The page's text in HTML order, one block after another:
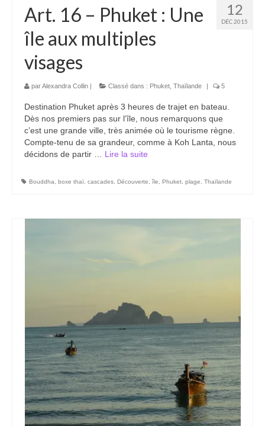
Menu
12
DÉC 2015
Art. 16 – Phuket : Une
île aux multiples
visages
parAlexandra Collin | Classé dans : Phuket Thaïlande | 5
Destination Phuket après 3 heures de trajet en bateau.
Dès nos premiers pas sur l’île, nous remarquons que
c’est une grande ville, très animée où le tourisme règne.
Compte-tenu de sa grandeur, comme à Koh Lanta, nous
décidons de partir … Lire la suite­­
Bouddha boxe thaï cascades Découverte île Phuket plage Thaïlande